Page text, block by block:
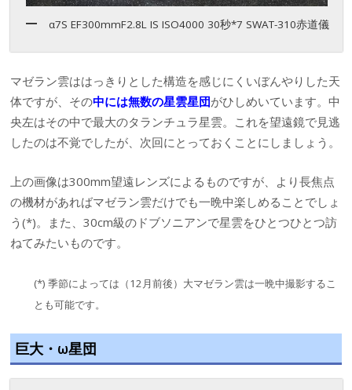
α7S EF300mmF2.8L IS ISO4000 30秒*7 SWAT-310赤道儀
マゼラン雲ははっきりとした構造を感じにくいぼんやりした天
体ですが、その中には無数の星雲星団がひしめいています。中
央左はその中で最大のタランチュラ星雲。これを望遠鏡で見逃
したのは不覚でしたが、次回にとっておくことにしましょう。
上の画像は300mm望遠レンズによるものですが、より長焦点
の機材があればマゼラン雲だけでも一晩中楽しめることでしょ
う(*)。また、30cm級のドブソニアンで星雲をひとつひとつ訪
ねてみたいものです。
(*) 季節によっては（12月前後）大マゼラン雲は一晩中撮影するこ
とも可能です。
巨大・ω星団